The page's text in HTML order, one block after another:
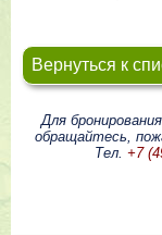
Вернуться к
Для
обращайтесь,
Тел. +7